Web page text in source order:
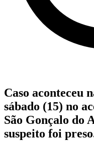
Caso aconteceu
sábado (15) no
São Gonçalo do
suspeito foi